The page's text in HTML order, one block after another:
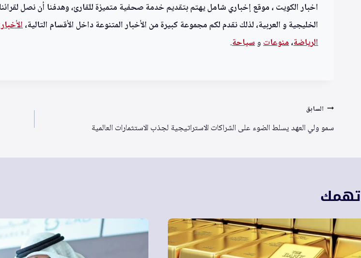
اخبار الكويت ، موقع إخباري شامل يهتم بتقديم خدمة صحفية متميزة للقارئ، وهدفنا أن نصل
الخليجية و العربية، لذلك نقدم لكم مجموعة كبيرة من الأخبار المتنوعة داخل الأقسام التالية،
الرياضة،منوعاتوسياحة.
تصفّح
المقالات
السابق
سمو ولي العهد يسلط الضوء على الشراكات الاستراتيجية لجذب الاستثمارات العالمية
تهمك